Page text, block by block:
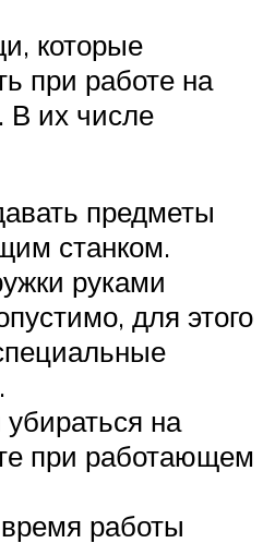
которые
при работе на
В их числе
предметы
станком.
руками
для этого
на
при работающем
работы